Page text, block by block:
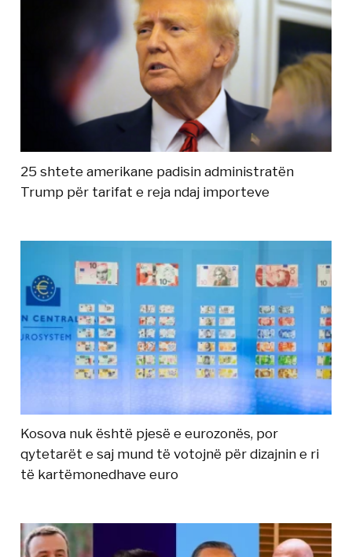
25 shtete amerikane padisin administratën
Trump për tarifat e reja ndaj importeve
Kosova nuk është pjesë e eurozonës, por
qytetarët e saj mund të votojnë për dizajnin e ri
të kartëmonedhave euro